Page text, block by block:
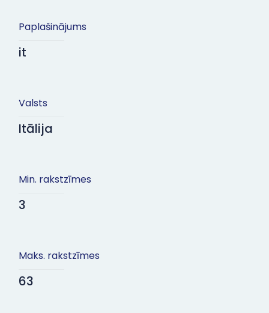
Paplašinājums
it
Valsts
Itālija
Min. rakstzīmes
3
Maks. rakstzīmes
63